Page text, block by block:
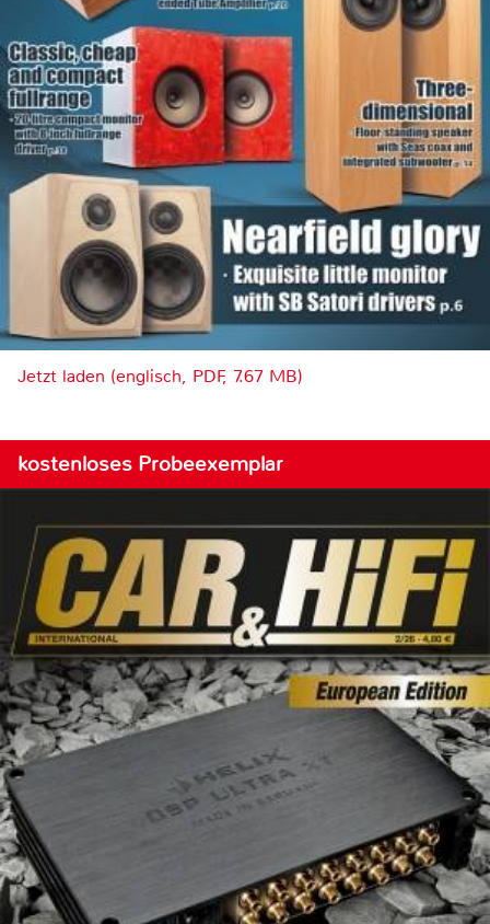
Jetzt laden (englisch, PDF, 7.67 MB)
kostenloses Probeexemplar